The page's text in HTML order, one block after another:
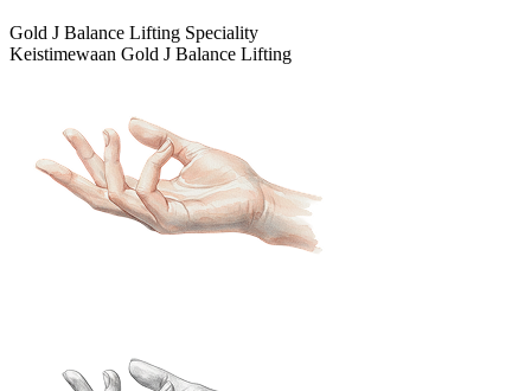
Gold J Balance Lifting Speciality
Keistimewaan Gold J Balance Lifting